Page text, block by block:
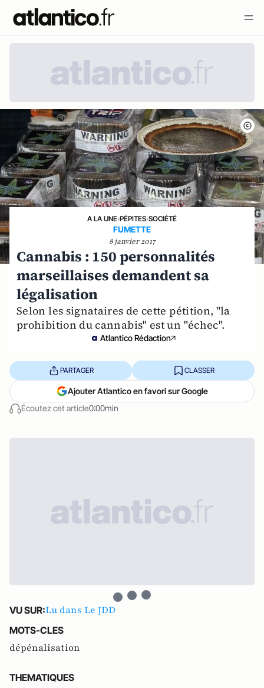
A LA UNE›PÉPITES›SOCIÉTÉ
FUMETTE
8 janvier 2017
Cannabis : 150 personnalités
marseillaises demandent sa
légalisation
Selon les signataires de cette pétition, "la
prohibition du cannabis" est un "échec".
Atlantico Rédaction
Écoutez cet article0:00min
PARTAGER CLASSER
Ajouter Atlantico en favori sur Google
VU SUR:Lu dans Le JDD
MOTS-CLES
dépénalisation
THEMATIQUES